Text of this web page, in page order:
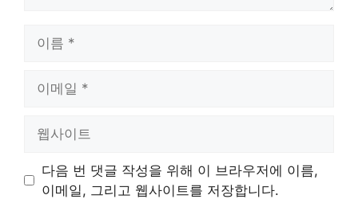
트
다음 번 댓글 작성을 위해 이 브라우저에 이름,
이메일, 그리고 웹사이트를 저장합니다.